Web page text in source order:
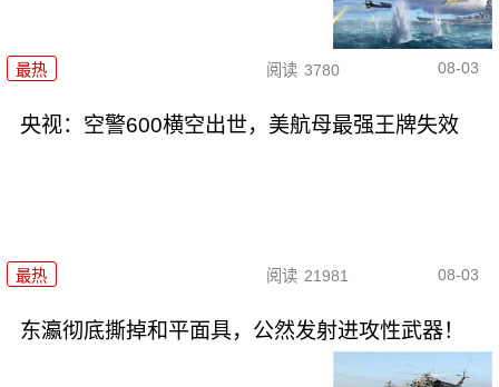
最热 阅读 3780 08-03
央视：空警600横空出世，美航母最强王牌失效
最热 阅读 21981 08-03
东瀛彻底撕掉和平面具，公然发射进攻性武器！